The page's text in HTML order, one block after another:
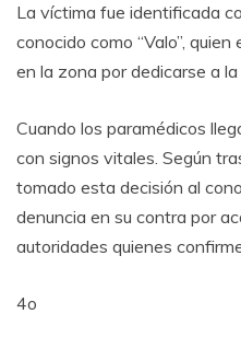
La víctima fue identificada
conocido como “Valo”,
en la zona por dedicarse a
Cuando los paramédicos
con signos vitales. Según
tomado esta decisión al
denuncia en su contra por
autoridades quienes
4o